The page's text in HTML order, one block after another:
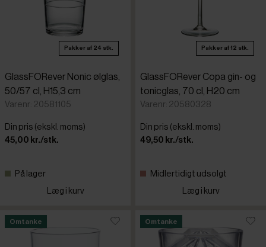
Pakker af 24 stk.
GlassFORever Nonic ølglas,
50/57 cl, H15,3 cm
Varenr: 20581105
Din pris (ekskl. moms)
45,00 kr./stk.
På lager
Læg i kurv
Pakker af 12 stk.
GlassFORever Copa gin- og
tonicglas, 70 cl, H20 cm
Varenr: 20580328
Din pris (ekskl. moms)
49,50 kr./stk.
Midlertidigt udsolgt
Læg i kurv
Omtanke Omtanke